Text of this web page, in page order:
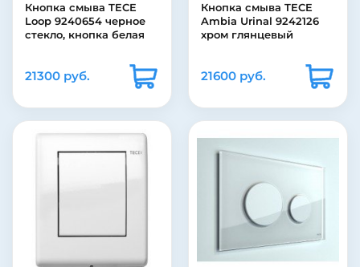
Кнопка смыва TECE
Loop 9240654 черное
стекло, кнопка белая
21300 руб.
Кнопка смыва TECE
Ambia Urinal 9242126
хром глянцевый
21600 руб.